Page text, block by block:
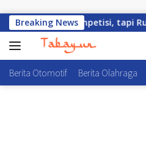
Breaking News
Kompetisi, tapi Ruang
Berita Otomotif Berita Olahraga